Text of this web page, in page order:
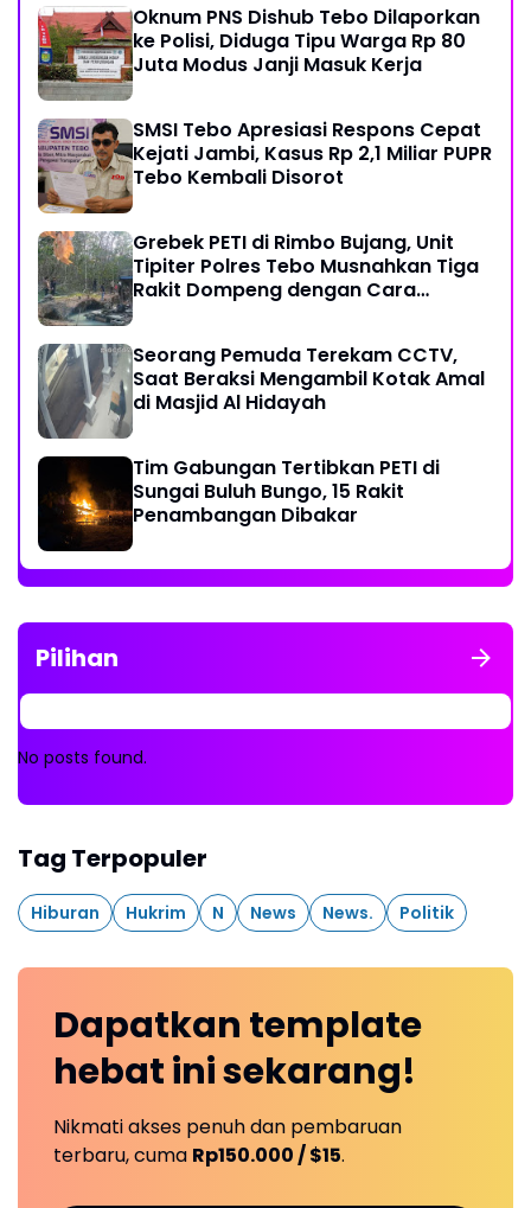
Oknum PNS Dishub Tebo Dilaporkan
ke Polisi, Diduga Tipu Warga Rp 80
Juta Modus Janji Masuk Kerja
SMSI Tebo Apresiasi Respons Cepat
Kejati Jambi, Kasus Rp 2,1 Miliar PUPR
Tebo Kembali Disorot
Grebek PETI di Rimbo Bujang, Unit
Tipiter Polres Tebo Musnahkan Tiga
Rakit Dompeng dengan Cara
Seorang Pemuda Terekam CCTV,
Saat Beraksi Mengambil Kotak Amal
di Masjid Al Hidayah
Tim Gabungan Tertibkan PETI di
Sungai Buluh Bungo, 15 Rakit
Penambangan Dibakar
Pilihan
No posts found.
Tag Terpopuler
Hiburan Hukrim N News News. Politik
Dapatkan template
hebat inisekarang!
Nikmati akses penuh dan pembaruan
terbaru, cuma Rp150.000 / $15.